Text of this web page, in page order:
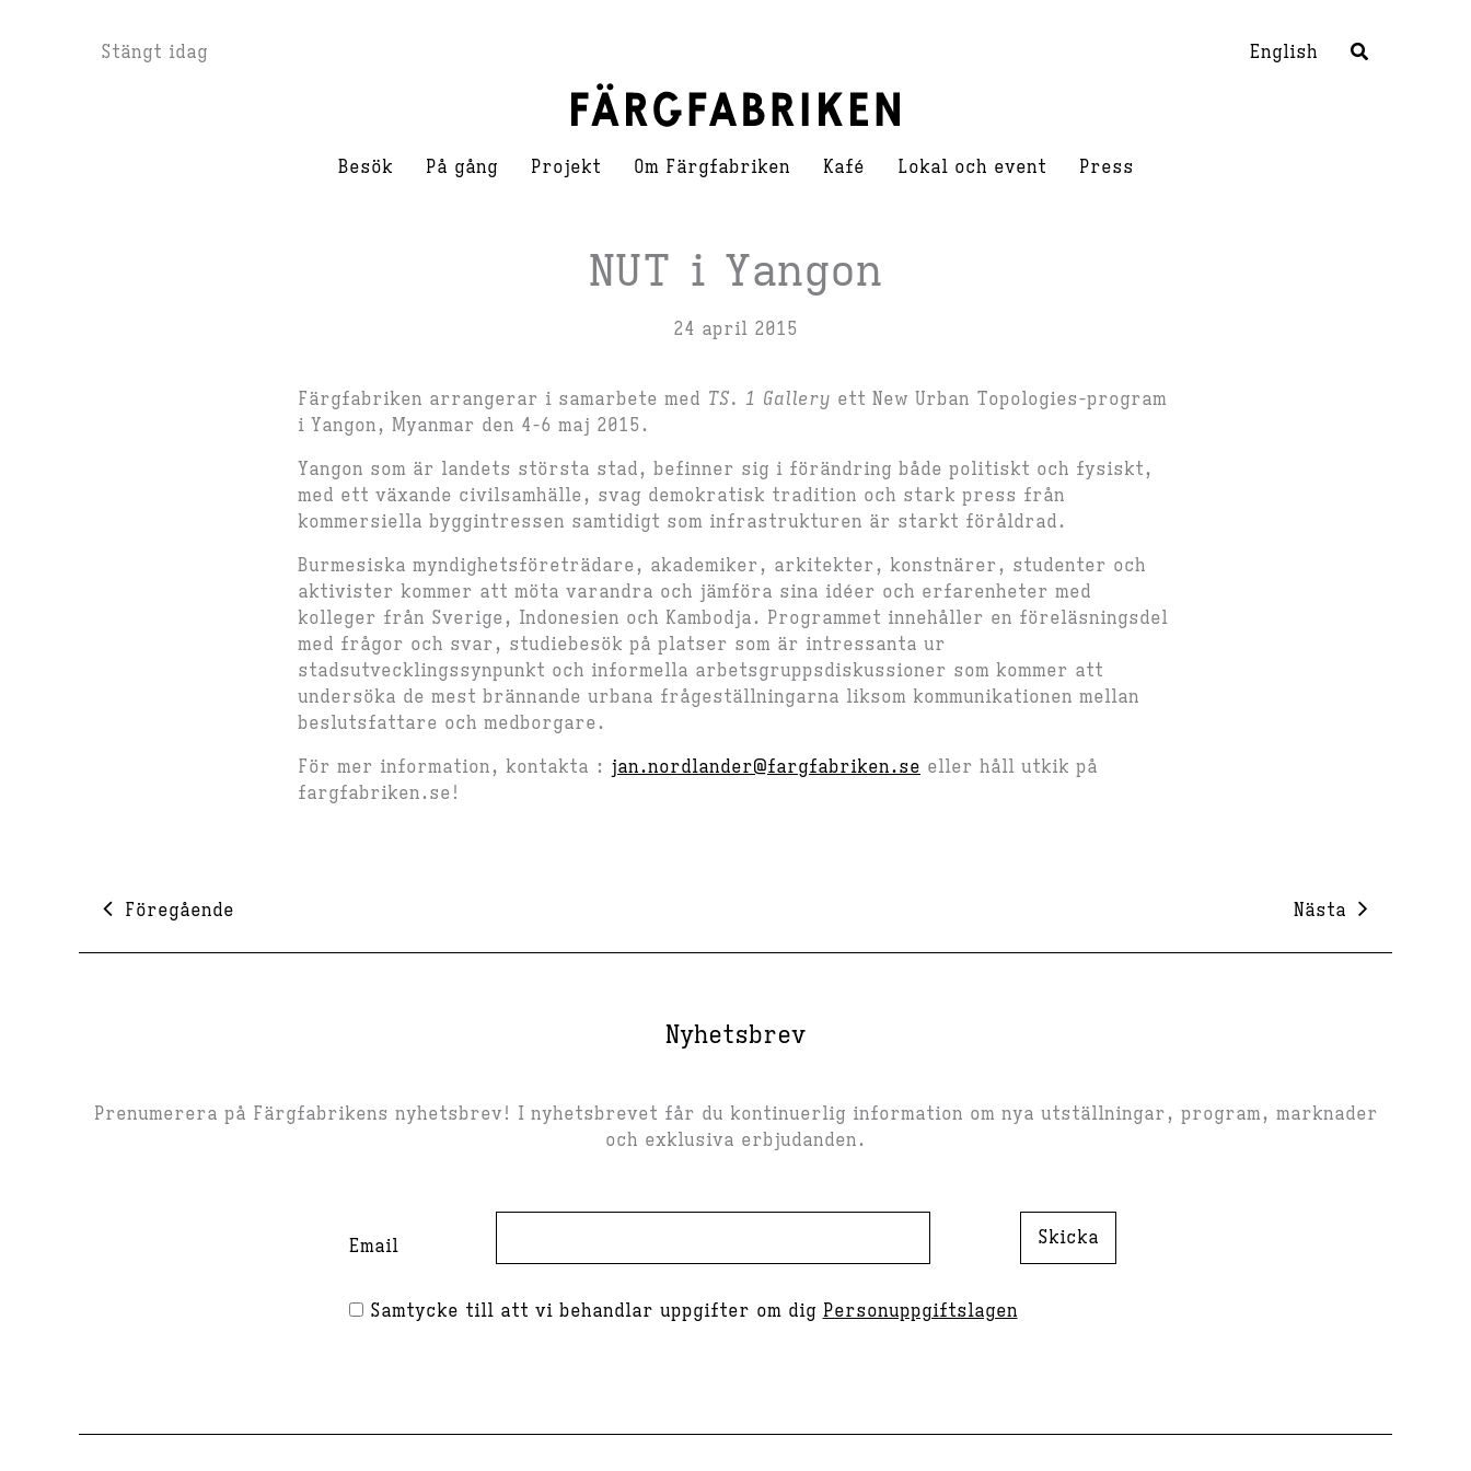
Stängt idag English
Besök På gång Projekt Om Färgfabriken Kafé Lokal och event Press
NUT i Yangon
24 april 2015
Färgfabriken arrangerar i samarbete med TS. 1 Gallery ett New Urban Topologies-program
i Yangon, Myanmar den 4-6 maj 2015.
Yangon som är landets största stad, befinner sig i förändring både politiskt och fysiskt,
med ett växande civilsamhälle, svag demokratisk tradition och stark press från
kommersiella byggintressen samtidigt som infrastrukturen är starkt föråldrad.
Burmesiska myndighetsföreträdare, akademiker, arkitekter, konstnärer, studenter och
aktivister kommer att möta varandra och jämföra sina idéer och erfarenheter med
kolleger från Sverige, Indonesien och Kambodja. Programmet innehåller en föreläsningsdel
med frågor och svar, studiebesök på platser som är intressanta ur
stadsutvecklingssynpunkt och informella arbetsgruppsdiskussioner som kommer att
undersöka de mest brännande urbana frågeställningarna liksom kommunikationen mellan
beslutsfattare och medborgare.
För mer information, kontakta : jan.nordlander@fargfabriken.se eller håll utkik på
fargfabriken.se!
Föregående Nästa
Nyhetsbrev
Prenumerera på Färgfabrikens nyhetsbrev! I nyhetsbrevet får du kontinuerlig information om nya utställningar, program, marknader
och exklusiva erbjudanden.
Email
Samtycke till att vi behandlar uppgifter om dig Personuppgiftslagen
Skicka